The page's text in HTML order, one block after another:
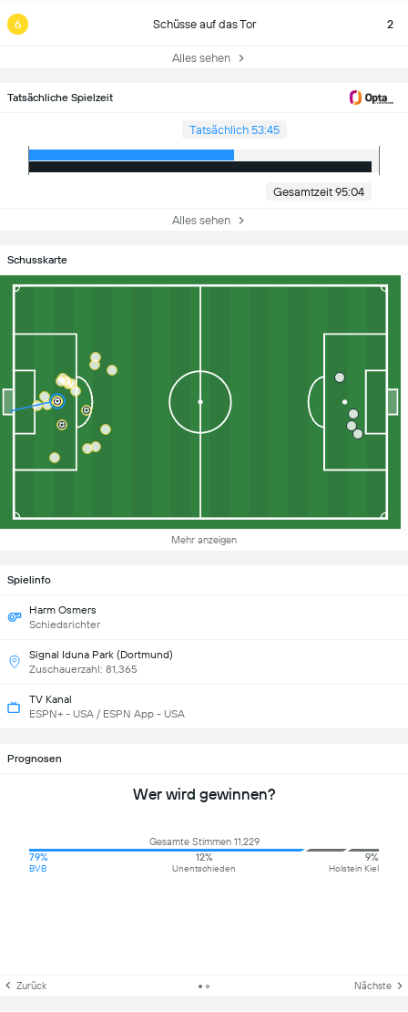
6 Schüsse auf das Tor 2
Alles sehen
Tatsächliche Spielzeit
Tatsächlich 53:45
Gesamtzeit 95:04
Alles sehen
Schusskarte
Mehr anzeigen
Spielinfo
Harm Osmers
Schiedsrichter
Signal Iduna Park (Dortmund)
Zuschauerzahl: 81,365
TV Kanal
ESPN+ - USA / ESPN App - USA
Prognosen
Wer wird gewinnen?
Gesamte Stimmen 11,229
79%
BVB
12%
Unentschieden
9%
Holstein Kiel
Zurück Nächste